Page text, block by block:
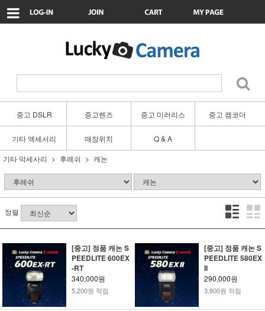
중고 DSLR 중고렌즈 중고 미러리스 중고 캠코더
기타 액세서리 매장위치
Q & A
기타 악세사리
후레쉬 캐논
정렬
[중고] 정품 캐논 S
PEEDLITE 600EX
-RT
340,000원
5,200원 적립
[중고] 정품 캐논 S
PEEDLITE 580EX
II
290,000원
3,800원 적립